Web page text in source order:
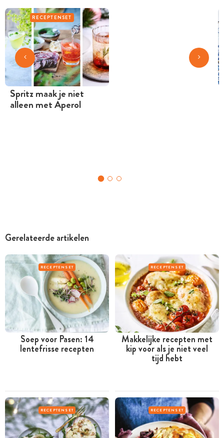
RECEPTENSET
Spritz maak je niet
alleen met Aperol
Gerelateerde artikelen
RECEPTENSET
Soep voor Pasen: 14
lentefrisse recepten
RECEPTENSET
Makkelijke recepten met
kip voor als je niet veel
tijd hebt
RECEPTENSET RECEPTENSET